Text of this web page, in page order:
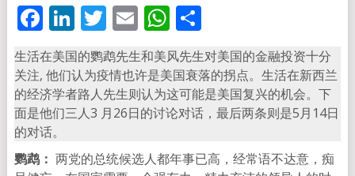
Facebook
LinkedIn
Twitter
EmailWhatsApp
分
享
生活在美国的鹦鹉先生和美风先生对美国的金融投资十分
关注, 他们认为疫情也许是美国衰落的拐点。生活在新西兰
的经济学者路人先生则认为这可能是美国复兴的机会。下
面是他们三人3 月26日的讨论对话，最后两条则是5月14日
的对话。
鹦鹉： 两党的总统候选人都年事已高，经常语不达意，痴